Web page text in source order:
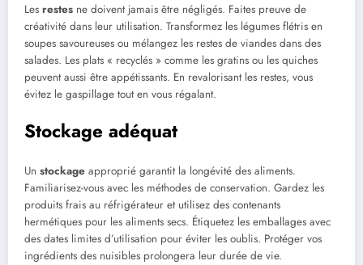
Les restes ne doivent jamais être négligés. Faites preuve de
créativité dans leur utilisation. Transformez les légumes flétris en
soupes savoureuses ou mélangez les restes de viandes dans des
salades. Les plats « recyclés » comme les gratins ou les quiches
peuvent aussi être appétissants. En revalorisant les restes, vous
évitez le gaspillage tout en vous régalant.
Stockage adéquat
Un stockage approprié garantit la longévité des aliments.
Familiarisez-vous avec les méthodes de conservation. Gardez les
produits frais au réfrigérateur et utilisez des contenants
hermétiques pour les aliments secs. Étiquetez les emballages avec
des dates limites d’utilisation pour éviter les oublis. Protéger vos
ingrédients des nuisibles prolongera leur durée de vie.